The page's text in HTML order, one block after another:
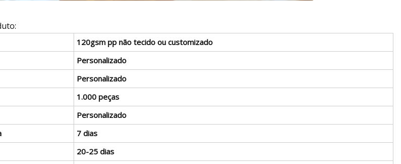
120gsm pp não tecido ou customizado
Personalizado
Personalizado
1.000 peças
Personalizado
7 dias
20-25 dias